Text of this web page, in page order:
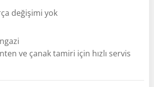
değişimi yok
ve çanak tamiri için hızlı servis